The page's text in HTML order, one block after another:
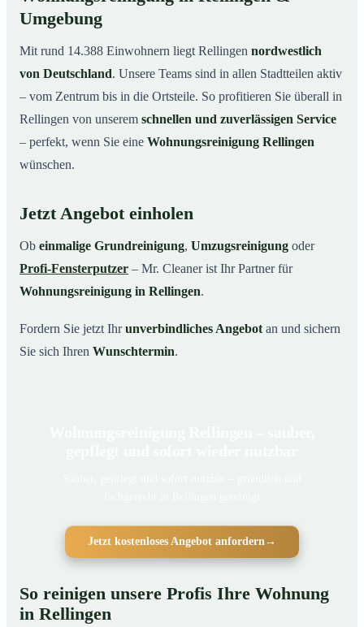
Umgebung
Mit rund 14.388 Einwohnern liegt Rellingen nordwestlich
von Deutschland. Unsere Teams sind in allen Stadtteilen aktiv
– vom Zentrum bis in die Ortsteile. So profitieren Sie überall in
Rellingen von unserem schnellen und zuverlässigen Service
– perfekt, wenn Sie eine Wohnungsreinigung Rellingen
wünschen.
Jetzt Angebot einholen
Ob einmalige Grundreinigung, Umzugsreinigung oder
Profi-Fensterputzer – Mr. Cleaner ist Ihr Partner für
Wohnungsreinigung in Rellingen.
Fordern Sie jetzt Ihrunverbindliches Angebot an und sichern
Sie sich Ihren Wunschtermin.
Jetzt kostenloses Angebot anfordern →
So reinigen unsere Profis Ihre Wohnung
in Rellingen